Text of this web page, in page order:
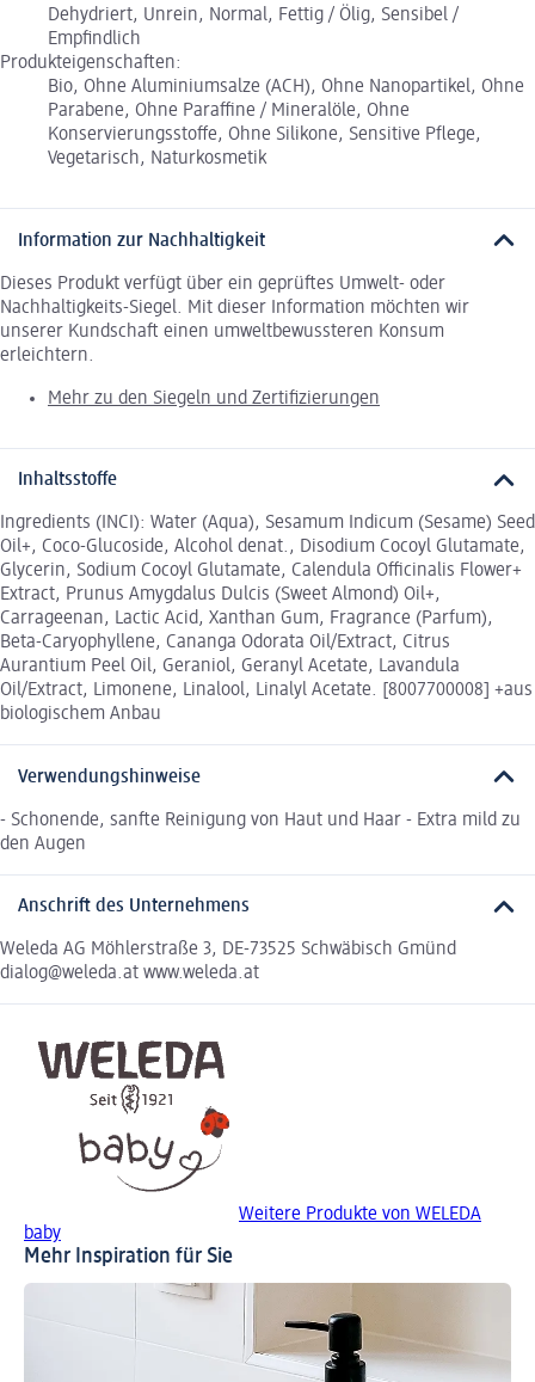
Dehydriert, Unrein, Normal, Fettig / Ölig, Sensibel /
Empfindlich
Produkteigenschaften:
Bio, Ohne Aluminiumsalze (ACH), Ohne Nanopartikel, Ohne
Parabene, Ohne Paraffine / Mineralöle, Ohne
Konservierungsstoffe, Ohne Silikone, Sensitive Pflege,
Vegetarisch, Naturkosmetik
Information zur Nachhaltigkeit
Dieses Produkt verfügt über ein geprüftes Umwelt- oder
Nachhaltigkeits-Siegel. Mit dieser Information möchten wir
unserer Kundschaft einen umweltbewussteren Konsum
erleichtern.
Mehr zu den Siegeln und Zertifizierungen
Inhaltsstoffe
Ingredients (INCI): Water (Aqua), Sesamum Indicum (Sesame) Seed
Oil+, Coco-Glucoside, Alcohol denat., Disodium Cocoyl Glutamate,
Glycerin, Sodium Cocoyl Glutamate, Calendula Officinalis Flower+
Extract, Prunus Amygdalus Dulcis (Sweet Almond) Oil+,
Carrageenan, Lactic Acid, Xanthan Gum, Fragrance (Parfum),
Beta-Caryophyllene, Cananga Odorata Oil/Extract, Citrus
Aurantium Peel Oil, Geraniol, Geranyl Acetate, Lavandula
Oil/Extract, Limonene, Linalool, Linalyl Acetate. [8007700008] +aus
biologischem Anbau
Verwendungshinweise
- Schonende, sanfte Reinigung von Haut und Haar - Extra mild zu
den Augen
Anschrift des Unternehmens
Weleda AG Möhlerstraße 3, DE-73525 Schwäbisch Gmünd
dialog@weleda.at www.weleda.at
Weitere Produkte von WELEDA
baby
Mehr Inspiration für Sie